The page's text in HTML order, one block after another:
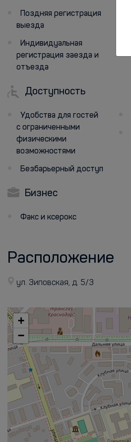
Поздняя регистрация
выезда
Индивидуальная
регистрация заезда и
отъезда
Доступность
Удобства для гостей
с ограниченными
физическими
возможностями
Безбарьерный доступ
Бизнес
Факс и ксерокс
Расположение
ул. Зиповская, д. 5/3
+
−